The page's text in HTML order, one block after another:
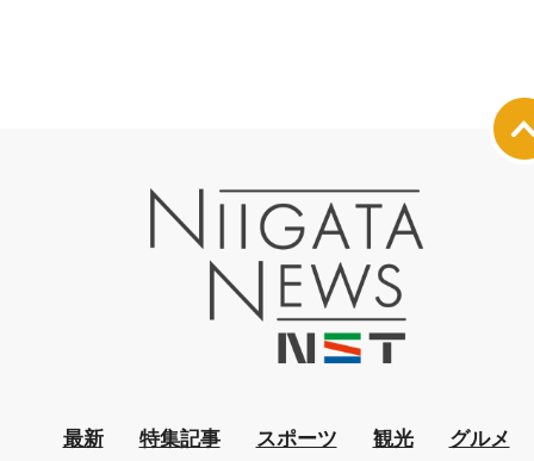
最新 特集記事 スポーツ 観光 グルメ